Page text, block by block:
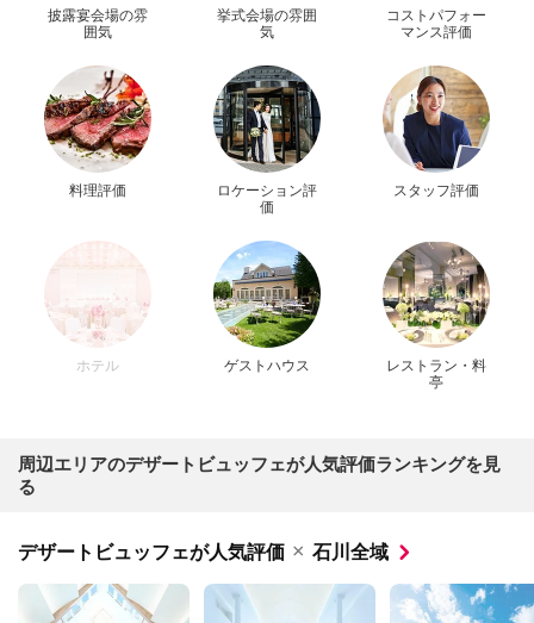
披露宴会場の雰
囲気
挙式会場の雰囲
気
コストパフォー
マンス評価
料理評価
ロケーション評
価
スタッフ評価
ホテル ゲストハウス
レストラン・料
亭
周辺エリアのデザートビュッフェが人気評価ランキングを見
る
デザートビュッフェが人気評価 × 石川全域